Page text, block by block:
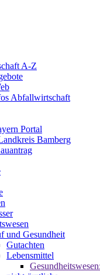
A-Z
Abfallwirtschaft
Portal
Bamberg
und Gesundheit
Gutachten
Lebensmittel